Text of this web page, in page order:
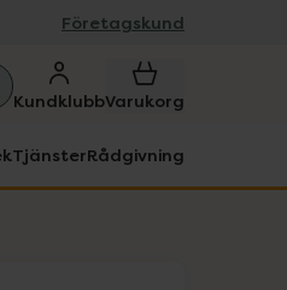
Företagskund
KundklubbVarukorg
TjänsterRådgivning